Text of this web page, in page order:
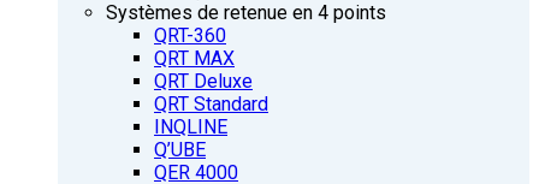
Systèmes de retenue en 4 points
QRT-360
QRT MAX
QRT Deluxe
QRT Standard
INQLINE
Q’UBE
QER 4000